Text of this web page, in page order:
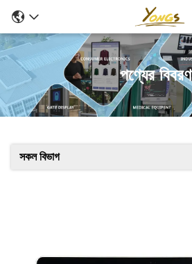
পণ্যের বিবরণ
সকল বিভাগ